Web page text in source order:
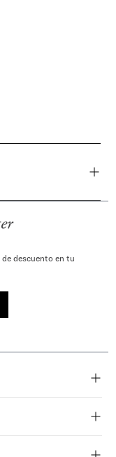
descuento en tu